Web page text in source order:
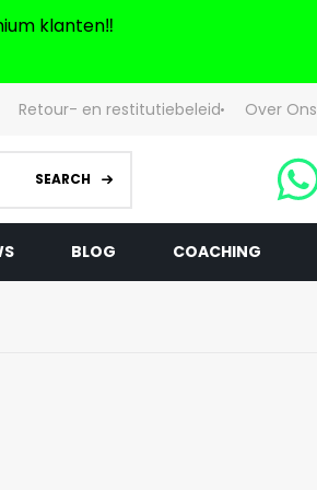
klanten‼️
Retour- en restitutiebeleid Over Ons
SEARCH
BLOG COACHING